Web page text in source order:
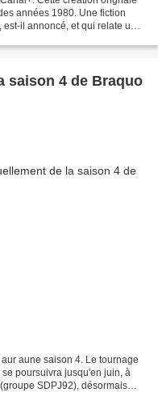
années 1980. Une fiction
il annoncé, et qui relate une
saison 4 de Braquo
aune saison 4. Le tournage
poursuivra jusqu'en juin, à
SDPJ92), désormais